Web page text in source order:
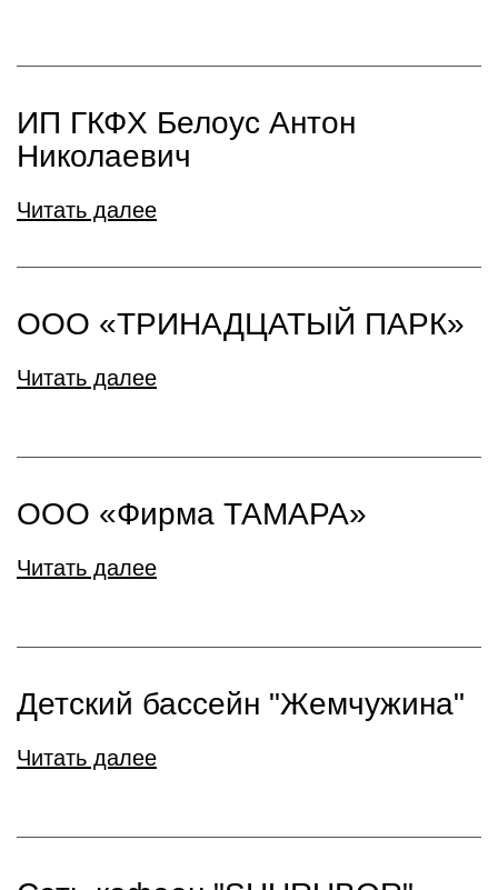
ИП ГКФХ Белоус Антон
Николаевич
Читать далее
ООО «ТРИНАДЦАТЫЙ ПАРК»
Читать далее
ООО «Фирма ТАМАРА»
Читать далее
Детский бассейн "Жемчужина"
Читать далее